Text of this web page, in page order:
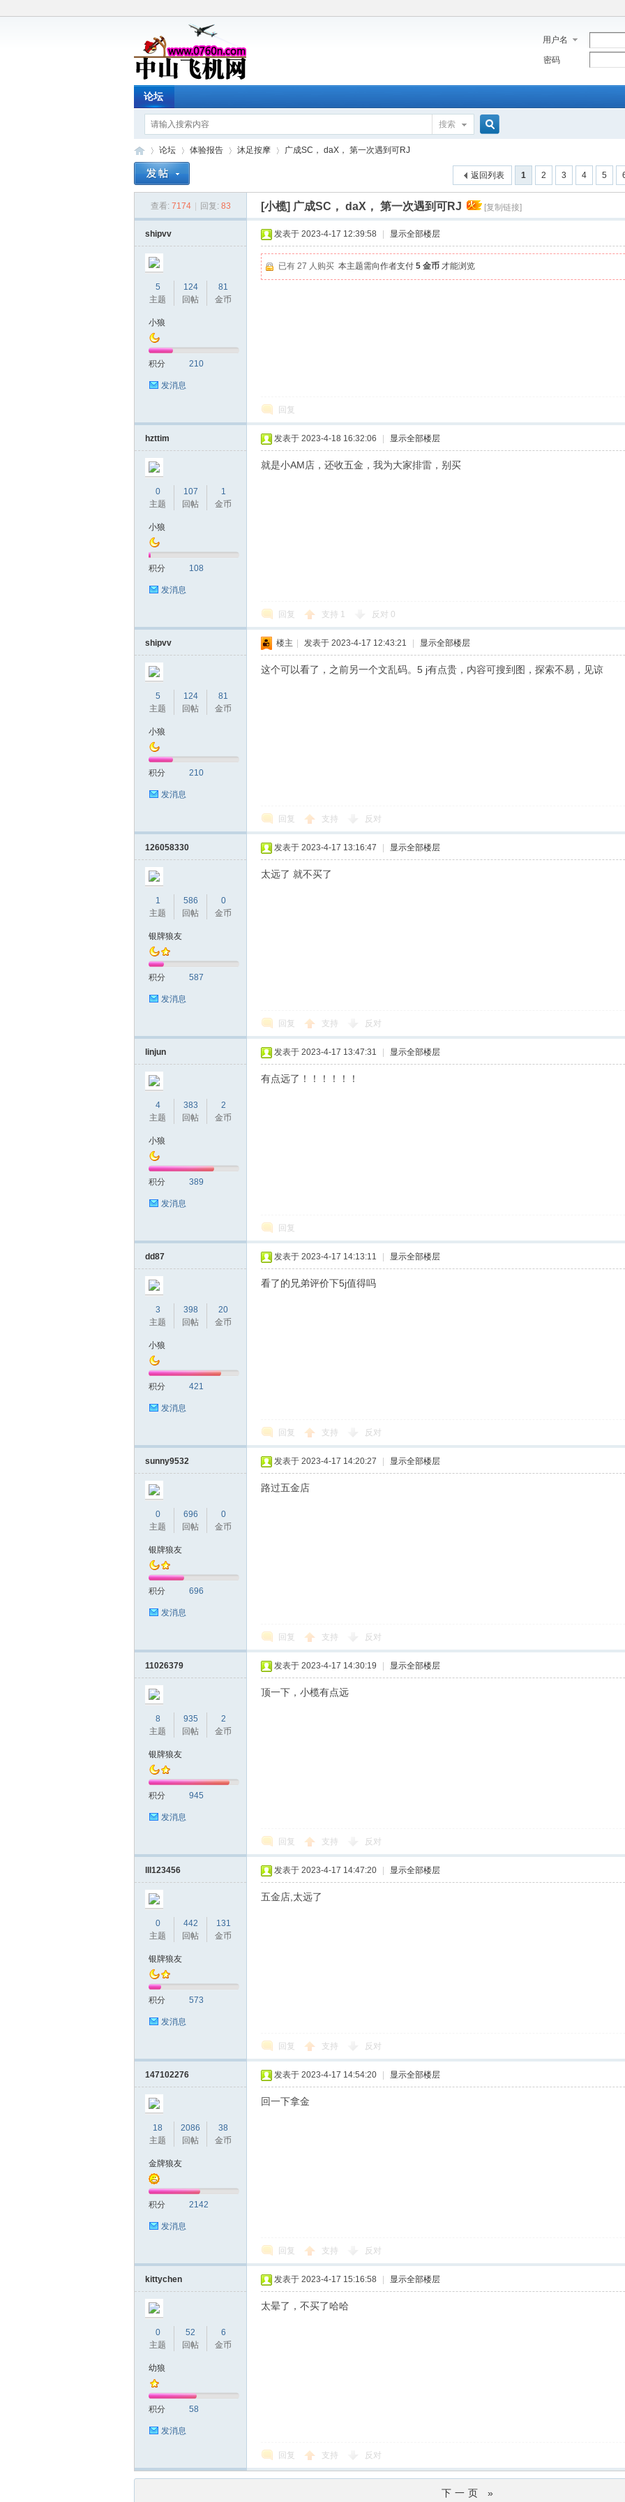
用户名
密码
论坛
搜索
索
机
论坛
›
体验报告
›
沐足按摩
›
广成SC， daX， 第一次遇到可RJ
1 2 3 4 5
返回列表
查看: 7174 回复: 83 [小榄] 广成SC， daX， 第一次遇到可RJ [复制链接]
shipvv
5
主题
124
回帖
81
金币
小狼
积分 210
发消息
发表于 2023-4-17 12:39:58 显示全部楼层
已有 27 人购买 本主题需向作者支付 5 金币 才能浏览
回复
hzttim
0
主题
107
回帖
1
金币
小狼
积分 108
发消息
发表于 2023-4-18 16:32:06 显示全部楼层
就是小AM店，还收五金，我为大家排雷，别买
回复 支持 1 反对 0
shipvv
5
主题
124
回帖
81
金币
小狼
积分 210
发消息
楼主 发表于 2023-4-17 12:43:21 显示全部楼层
这个可以看了，之前另一个文乱码。5 j有点贵，内容可搜到图，探索不易，见谅
回复 支持 反对
126058330
1
主题
586
回帖
0
金币
银牌狼友
积分 587
发消息
发表于 2023-4-17 13:16:47 显示全部楼层
太远了 就不买了
回复 支持 反对
linjun
4
主题
383
回帖
2
金币
小狼
积分 389
发消息
发表于 2023-4-17 13:47:31 显示全部楼层
有点远了！！！！！！
回复
dd87
3
主题
398
回帖
20
金币
小狼
积分 421
发消息
发表于 2023-4-17 14:13:11 显示全部楼层
看了的兄弟评价下5j值得吗
回复 支持 反对
sunny9532
0
主题
696
回帖
0
金币
银牌狼友
积分 696
发消息
发表于 2023-4-17 14:20:27 显示全部楼层
路过五金店
回复 支持 反对
11026379
8
主题
935
回帖
2
金币
银牌狼友
积分 945
发消息
发表于 2023-4-17 14:30:19 显示全部楼层
顶一下，小榄有点远
回复 支持 反对
lll123456
0
主题
442
回帖
131
金币
银牌狼友
积分 573
发消息
发表于 2023-4-17 14:47:20 显示全部楼层
五金店,太远了
回复 支持 反对
147102276
18
主题
2086
回帖
38
金币
金牌狼友
积分 2142
发消息
发表于 2023-4-17 14:54:20 显示全部楼层
回一下拿金
回复 支持 反对
kittychen
0
主题
52
回帖
6
金币
幼狼
积分 58
发消息
发表于 2023-4-17 15:16:58 显示全部楼层
太晕了，不买了哈哈
回复 支持 反对
下一页 »